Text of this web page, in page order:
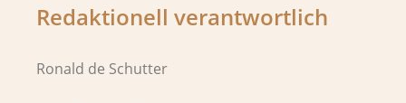
Redaktionell verantwortlich
Ronald de Schutter